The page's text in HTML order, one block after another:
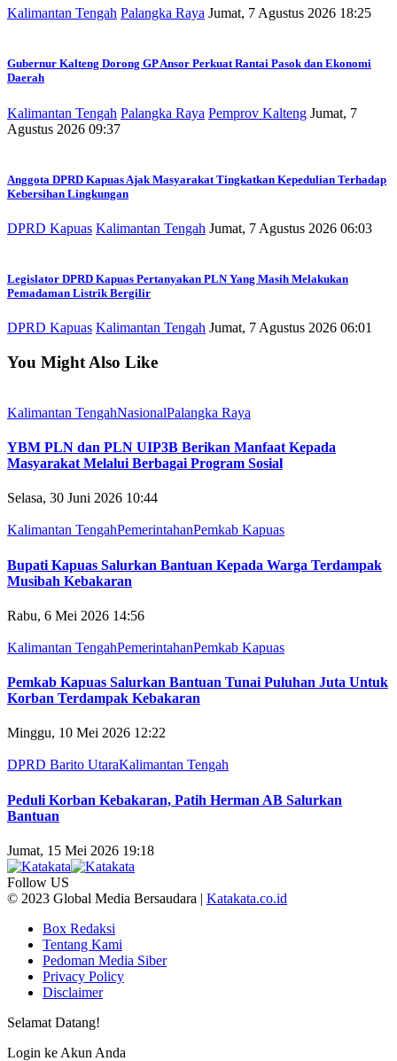
Kalimantan Tengah Palangka Raya Jumat, 7 Agustus 2026 18:25
Gubernur Kalteng Dorong GP Ansor Perkuat Rantai Pasok dan Ekonomi
Daerah
Kalimantan Tengah Palangka Raya Pemprov Kalteng Jumat, 7
Agustus 2026 09:37
Anggota DPRD Kapuas Ajak Masyarakat Tingkatkan Kepedulian Terhadap
Kebersihan Lingkungan
DPRD Kapuas Kalimantan Tengah Jumat, 7 Agustus 2026 06:03
Legislator DPRD Kapuas Pertanyakan PLN Yang Masih Melakukan
Pemadaman Listrik Bergilir
DPRD Kapuas Kalimantan Tengah Jumat, 7 Agustus 2026 06:01
You Might Also Like
Kalimantan TengahNasionalPalangka Raya
YBM PLN dan PLN UIP3B Berikan Manfaat Kepada
Masyarakat Melalui Berbagai Program Sosial
Selasa, 30 Juni 2026 10:44
Kalimantan TengahPemerintahanPemkab Kapuas
Bupati Kapuas Salurkan Bantuan Kepada Warga Terdampak
Musibah Kebakaran
Rabu, 6 Mei 2026 14:56
Kalimantan TengahPemerintahanPemkab Kapuas
Pemkab Kapuas Salurkan Bantuan Tunai Puluhan Juta Untuk
Korban Terdampak Kebakaran
Minggu, 10 Mei 2026 12:22
DPRD Barito UtaraKalimantan Tengah
Peduli Korban Kebakaran, Patih Herman AB Salurkan
Bantuan
Jumat, 15 Mei 2026 19:18
Follow US
© 2023 Global Media Bersaudara | Katakata.co.id
Box Redaksi
Tentang Kami
Pedoman Media Siber
Privacy Policy
Disclaimer
Selamat Datang!
Login ke Akun Anda